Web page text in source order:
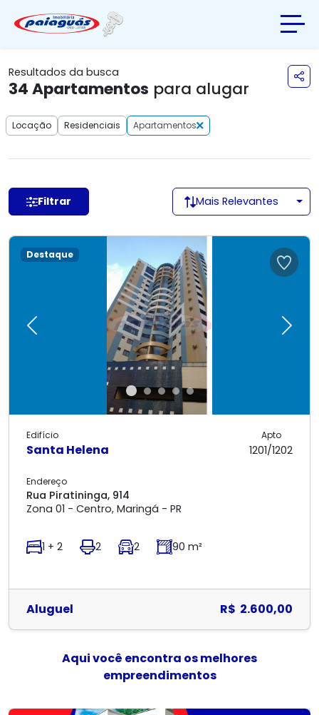
Resultados da busca
34Apartamentos para alugar
Locação Residenciais Apartamentos
Filtrar Mais Relevantes
Previous Next
Destaque
Edifício
Santa Helena
Apto
1201/1202
Endereço
Rua Piratininga, 914
Zona 01 - Centro, Maringá - PR
1 + 2 2 2 90 m²
Aluguel R$ 2.600,00
Aqui você encontra os melhores
empreendimentos